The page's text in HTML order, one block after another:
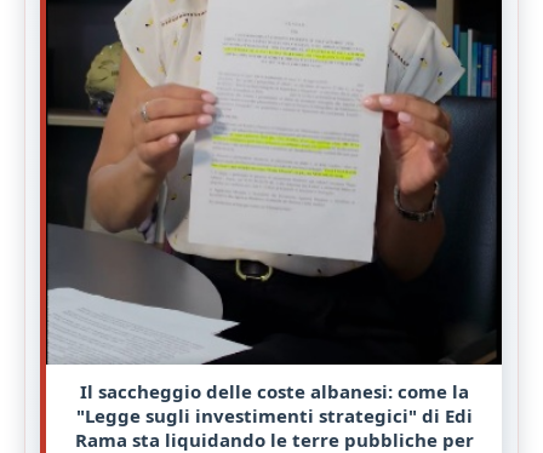
Il saccheggio delle coste albanesi: come la
"Legge sugli investimenti strategici" di Edi
Rama sta liquidando le terre pubbliche per